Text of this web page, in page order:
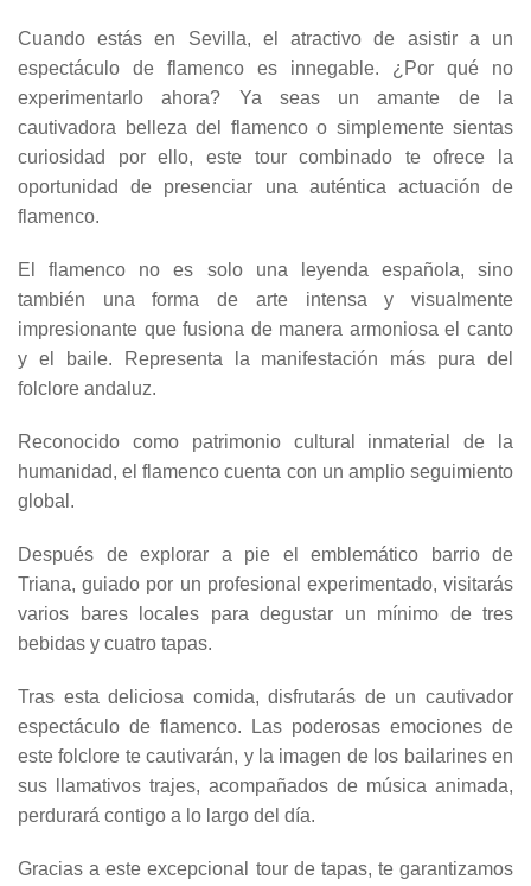
Cuando estás en Sevilla, el atractivo de asistir a un
espectáculo de flamenco es innegable. ¿Por qué no
experimentarlo ahora? Ya seas un amante de la
cautivadora belleza del flamenco o simplemente sientas
curiosidad por ello, este tour combinado te ofrece la
oportunidad de presenciar una auténtica actuación de
flamenco.
El flamenco no es solo una leyenda española, sino
también una forma de arte intensa y visualmente
impresionante que fusiona de manera armoniosa el canto
y el baile. Representa la manifestación más pura del
folclore andaluz.
Reconocido como patrimonio cultural inmaterial de la
humanidad, el flamenco cuenta con un amplio seguimiento
global.
Después de explorar a pie el emblemático barrio de
Triana, guiado por un profesional experimentado, visitarás
varios bares locales para degustar un mínimo de tres
bebidas y cuatro tapas.
Tras esta deliciosa comida, disfrutarás de un cautivador
espectáculo de flamenco. Las poderosas emociones de
este folclore te cautivarán, y la imagen de los bailarines en
sus llamativos trajes, acompañados de música animada,
perdurará contigo a lo largo del día.
Gracias a este excepcional tour de tapas, te garantizamos